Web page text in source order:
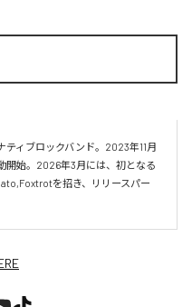
ティブロックバンド。2023年11月
開始。2026年3月には、初となる
を招き、リリースパー